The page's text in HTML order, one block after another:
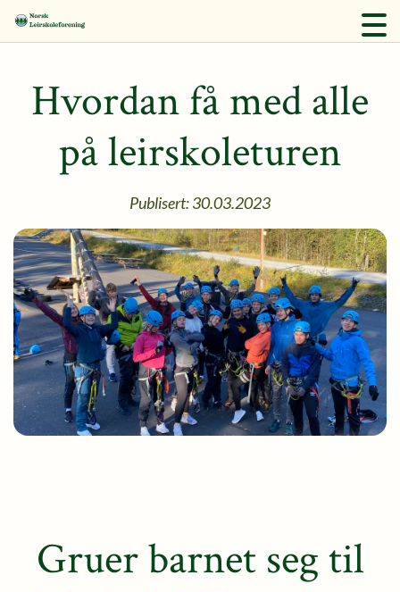
Hvordan få med alle
på leirskoleturen
Publisert: 30.03.2023
Gruer barnet seg til